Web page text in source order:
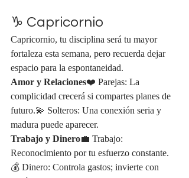
♑ Capricornio
Capricornio, tu disciplina será tu mayor
fortaleza esta semana, pero recuerda dejar
espacio para la espontaneidad.
Amor y Relaciones❤️ Parejas: La
complicidad crecerá si compartes planes de
futuro.💫 Solteros: Una conexión seria y
madura puede aparecer.
Trabajo y Dinero💼 Trabajo:
Reconocimiento por tu esfuerzo constante.
💰 Dinero: Controla gastos; invierte con